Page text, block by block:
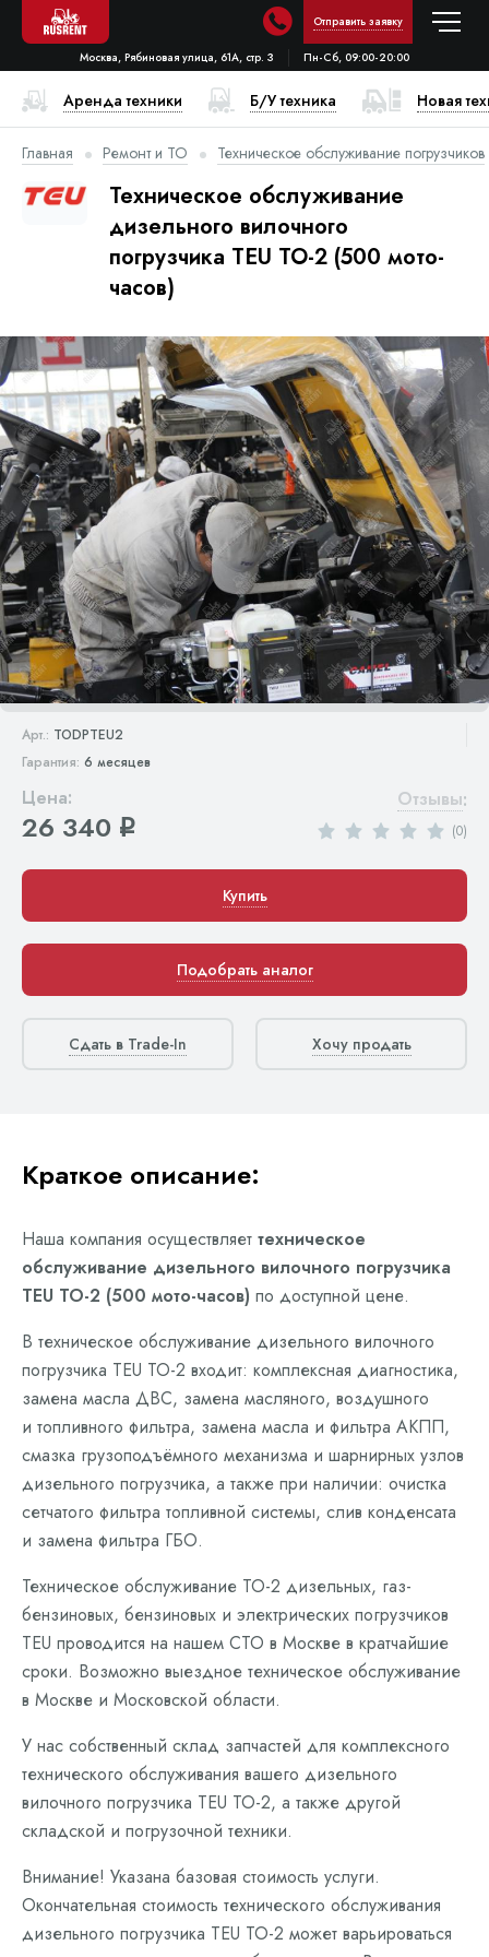
Отправить заявку
Москва, Рябиновая улица, 61А, стр. 3 Пн-Сб, 09:00-20:00
Аренда техники Б/У техника Новая
Главная Ремонт и ТО Техническое обслуживание погрузчиков
Техническое обслуживание
дизельного вилочного
погрузчика TEU ТО-2 (500 мото-
часов)
Арт.: TODPTEU2
Гарантия: 6 месяцев
Цена:
26 340 q
Отзывы:
(0)
Купить
Подобрать аналог
Сдать в Trade-In Хочу продать
Краткое описание:
Наша компания осуществляет техническое
обслуживание дизельного вилочного погрузчика
TEU ТО-2 (500 мото-часов) по доступной цене.
В техническое обслуживание дизельного вилочного
погрузчика TEU ТО-2 входит: комплексная диагностика,
замена масла ДВС, замена масляного, воздушного
и топливного фильтра, замена масла и фильтра АКПП,
смазка грузоподъёмного механизма и шарнирных узлов
дизельного погрузчика, а также при наличии: очистка
сетчатого фильтра топливной системы, слив конденсата
и замена фильтра ГБО.
Техническое обслуживание ТО-2 дизельных, газ-
бензиновых, бензиновых и электрических погрузчиков
TEU проводится на нашем СТО в Москве в кратчайшие
сроки. Возможно выездное техническое обслуживание
в Москве и Московской области.
У нас собственный склад запчастей для комплексного
технического обслуживания вашего дизельного
вилочного погрузчика TEU ТО-2, а также другой
складской и погрузочной техники.
Внимание! Указана базовая стоимость услуги.
Окончательная стоимость технического обслуживания
дизельного погрузчика TEU ТО-2 может варьироваться